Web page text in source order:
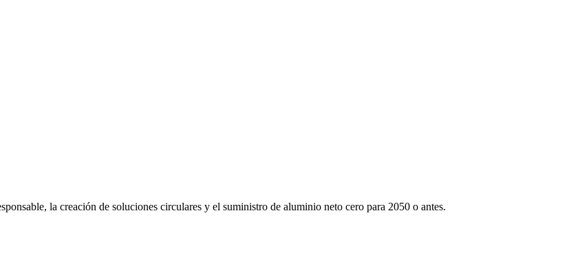
la creación de soluciones circulares y el suministro de aluminio neto cero para 2050 o antes.